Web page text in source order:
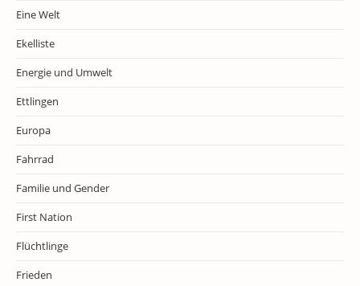
Eine Welt
Ekelliste
Energie und Umwelt
Ettlingen
Europa
Fahrrad
Familie und Gender
First Nation
Flüchtlinge
Frieden